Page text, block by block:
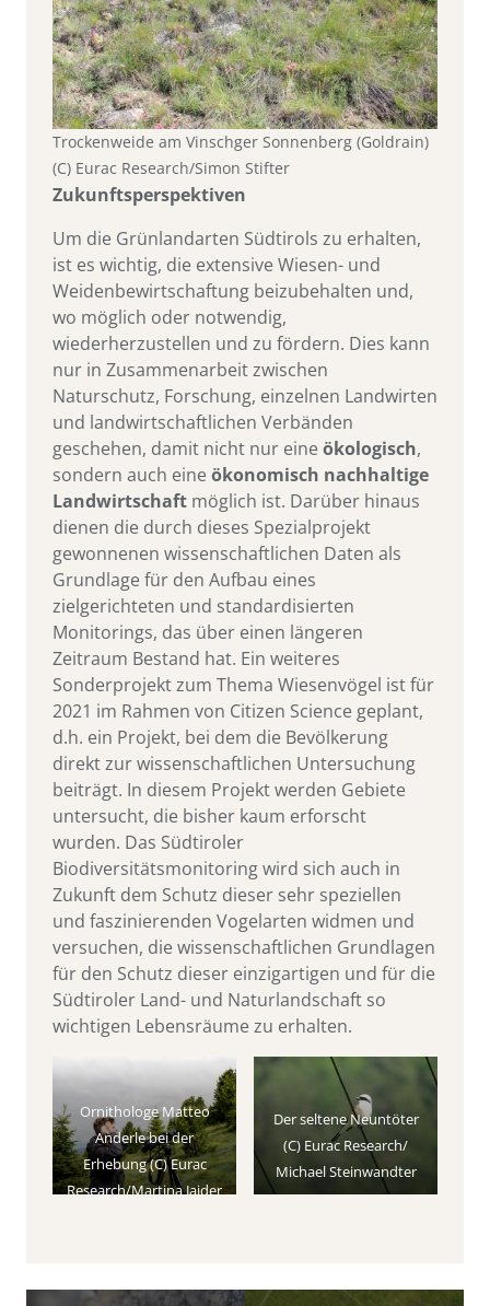
Trockenweide am Vinschger Sonnenberg (Goldrain)
(C) Eurac Research/Simon Stifter
Zukunftsperspektiven
Um die Grünlandarten Südtirols zu erhalten,
ist es wichtig, die extensive Wiesen- und
Weidenbewirtschaftung beizubehalten und,
wo möglich oder notwendig,
wiederherzustellen und zu fördern. Dies kann
nur in Zusammenarbeit zwischen
Naturschutz, Forschung, einzelnen Landwirten
und landwirtschaftlichen Verbänden
geschehen, damit nicht nur eineökologisch,
sondern auch eineökonomisch nachhaltige
Landwirtschaft möglich ist. Darüber hinaus
dienen die durch dieses Spezialprojekt
gewonnenen wissenschaftlichen Daten als
Grundlage für den Aufbau eines
zielgerichteten und standardisierten
Monitorings, das über einen längeren
Zeitraum Bestand hat. Ein weiteres
Sonderprojekt zum Thema Wiesenvögel ist für
2021 im Rahmen von Citizen Science geplant,
d.h. ein Projekt, bei dem die Bevölkerung
direkt zur wissenschaftlichen Untersuchung
beiträgt. In diesem Projekt werden Gebiete
untersucht, die bisher kaum erforscht
wurden. Das Südtiroler
Biodiversitätsmonitoring wird sich auch in
Zukunft dem Schutz dieser sehr speziellen
und faszinierenden Vogelarten widmen und
versuchen, die wissenschaftlichen Grundlagen
für den Schutz dieser einzigartigen und für die
Südtiroler Land- und Naturlandschaft so
wichtigen Lebensräume zu erhalten.
Ornithologe Matteo
Anderle bei der
Erhebung (C) Eurac
Research/Martina Jaider
Der seltene Neuntöter
(C) Eurac Research/
Michael Steinwandter